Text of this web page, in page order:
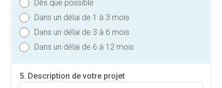
Dès que possible
Dans un délai de 1 à 3 mois
Dans un délai de 3 à 6 mois
Dans un délai de 6 à 12 mois
5. Description de votre projet